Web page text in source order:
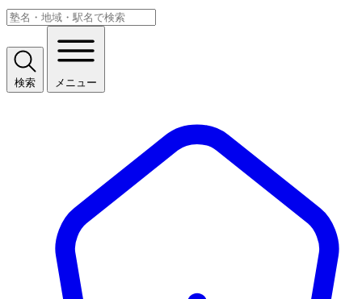
検索 メニュー